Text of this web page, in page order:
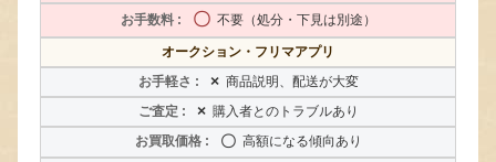
〇 不要（処分・下見は別途）
オークション・フリマアプリ
× 商品説明、配送が大変
× 購入者とのトラブルあり
〇 高額になる傾向あり